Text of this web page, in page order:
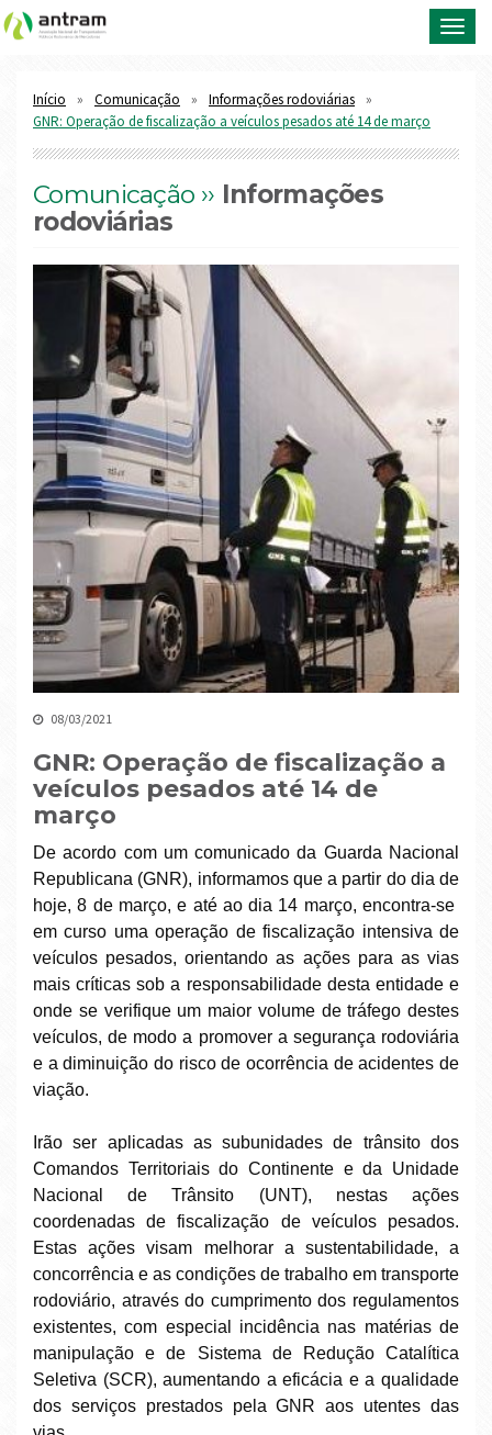
Início Comunicação
Informações rodoviárias
GNR: Operação de fiscalização a veículos pesados até 14 de março
Comunicação ›› Informações
rodoviárias
08/03/2021
GNR: Operação de fiscalização a
veículos pesados até 14 de
março
De acordo com um comunicado da Guarda Nacional
Republicana (GNR), informamos que a partir do dia de
hoje, 8 de março, e até ao dia 14 março, encontra-se
em curso uma operação de fiscalização intensiva de
veículos pesados, orientando as ações para as vias
mais críticas sob a responsabilidade desta entidade e
onde se verifique um maior volume de tráfego destes
veículos, de modo a promover a segurança rodoviária
e a diminuição do risco de ocorrência de acidentes de
viação.
Irão ser aplicadas as subunidades de trânsito dos
Comandos Territoriais do Continente e da Unidade
Nacional de Trânsito (UNT), nestas ações
coordenadas de fiscalização de veículos pesados.
Estas ações visam melhorar a sustentabilidade, a
concorrência e as condições de trabalho em transporte
rodoviário, através do cumprimento dos regulamentos
existentes, com especial incidência nas matérias de
manipulação e de Sistema de Redução Catalítica
Seletiva (SCR), aumentando a eficácia e a qualidade
dos serviços prestados pela GNR aos utentes das